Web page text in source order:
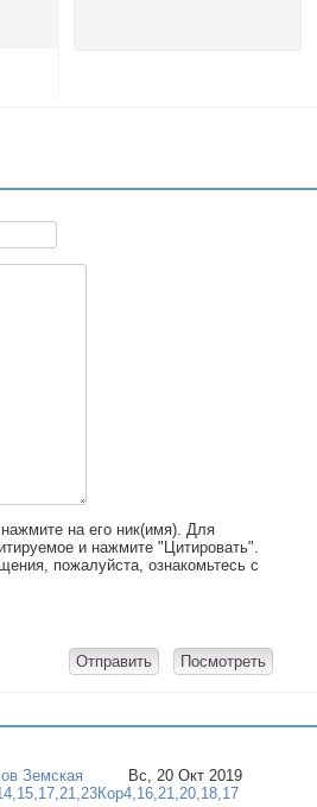
на его ник(имя). Для
и нажмите "Цитировать".
пожалуйста, ознакомьтесь с
Земская
Вс, 20 Окт 2019